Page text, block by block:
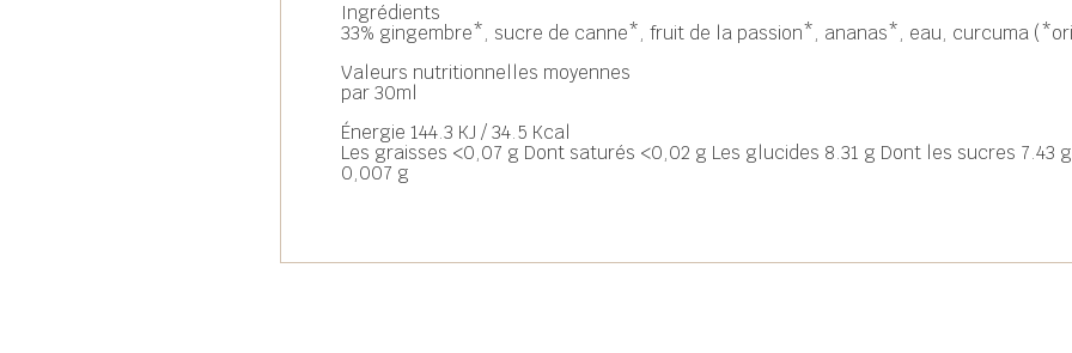
Ingrédients
33% gingembre*, sucre de canne*, fruit de la passion*, ananas*, eau, curcuma
Valeurs nutritionnelles moyennes
par 30ml
Énergie 144.3 KJ / 34.5 Kcal
Les graisses <0,07 g Dont saturés <0,02 g Les glucides 8.31 g Dont les sucres 7.43
0,007 g